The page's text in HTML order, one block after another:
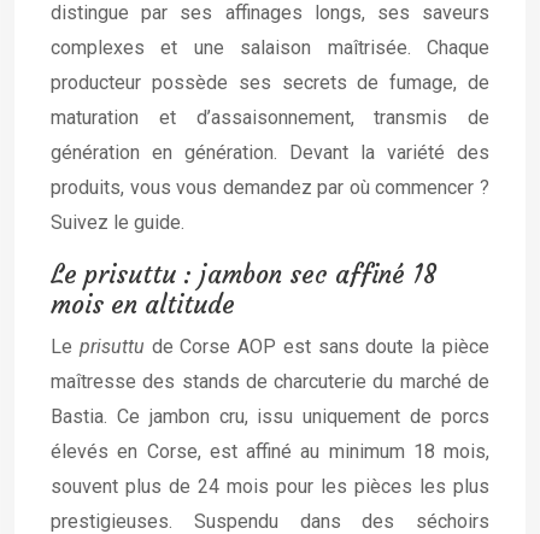
distingue par ses affinages longs, ses saveurs
complexes et une salaison maîtrisée. Chaque
producteur possède ses secrets de fumage, de
maturation et d’assaisonnement, transmis de
génération en génération. Devant la variété des
produits, vous vous demandez par où commencer ?
Suivez le guide.
Le prisuttu : jambon sec affiné 18
mois en altitude
Le prisuttu de Corse AOP est sans doute la pièce
maîtresse des stands de charcuterie du marché de
Bastia. Ce jambon cru, issu uniquement de porcs
élevés en Corse, est affiné au minimum 18 mois,
souvent plus de 24 mois pour les pièces les plus
prestigieuses. Suspendu dans des séchoirs